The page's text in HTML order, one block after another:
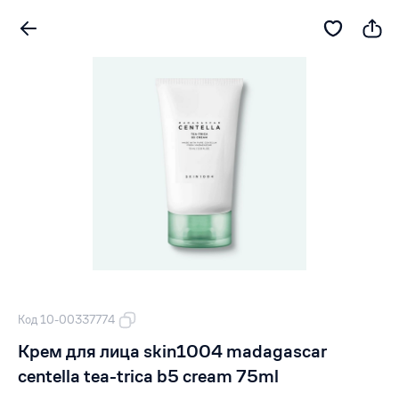
Код 10-00337774
Крем для лица skin1004 madagascar
centella tea-trica b5 cream 75ml